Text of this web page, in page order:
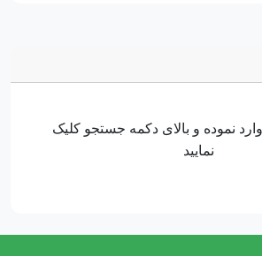
نموده و بالای دکمه جستجو کلیک
نمایید